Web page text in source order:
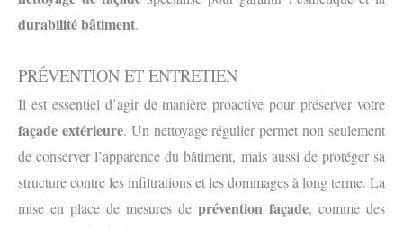
durabilité bâtiment.
PRÉVENTION ET ENTRETIEN
Il est essentiel d’agir de manière proactive pour préserver votre
façade extérieure. Un nettoyage régulier permet non seulement
de conserver l’apparence du bâtiment, mais aussi de protéger sa
structure contre les infiltrations et les dommages à long terme. La
mise en place de mesures de prévention façade, comme des